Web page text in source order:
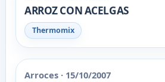
ARROZ CON ACELGAS
Thermomix
Arroces · 15/10/2007